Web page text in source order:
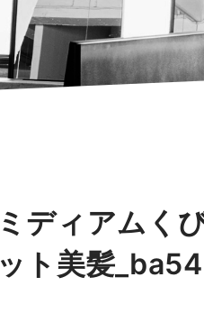
ミディアムく
ット美髪